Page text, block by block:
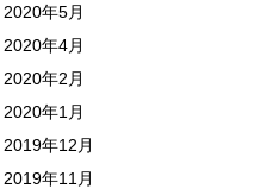
2020年5月
2020年4月
2020年2月
2020年1月
2019年12月
2019年11月